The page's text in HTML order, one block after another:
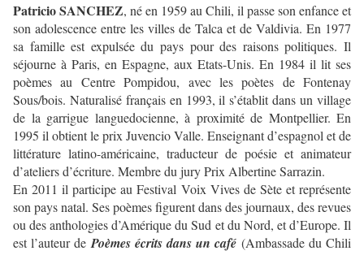
Patricio SANCHEZ, né en 1959 au Chili, il passe son enfance et
son adolescence entre les villes de Talca et de Valdivia. En 1977
sa famille est expulsée du pays pour des raisons politiques. Il
séjourne à Paris, en Espagne, aux Etats-Unis. En 1984 il lit ses
poèmes au Centre Pompidou, avec les poètes de Fontenay
Sous/bois. Naturalisé français en 1993, il s’établit dans un village
de la garrigue languedocienne, à proximité de Montpellier. En
1995 il obtient le prix Juvencio Valle. Enseignant d’espagnol et de
littérature latino-américaine, traducteur de poésie et animateur
d’ateliers d’écriture. Membre du jury Prix Albertine Sarrazin.
En 2011 il participe au Festival Voix Vives de Sète et représente
son pays natal. Ses poèmes figurent dans des journaux, des revues
ou des anthologies d’Amérique du Sud et du Nord, et d’Europe. Il
est l’auteur de Poèmes écrits dans un café (Ambassade du Chili